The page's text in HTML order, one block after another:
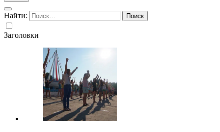
Найти:
Заголовки